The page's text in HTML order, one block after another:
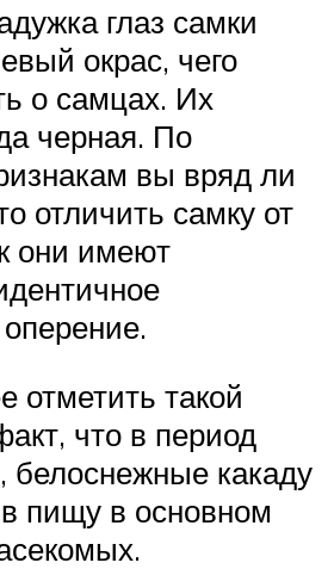
глаз самки
окрас, чего
о самцах. Их
черная. По
вы вряд ли
отличить самку от
они имеют
отметить такой
что в период
белоснежные какаду
пищу в основном